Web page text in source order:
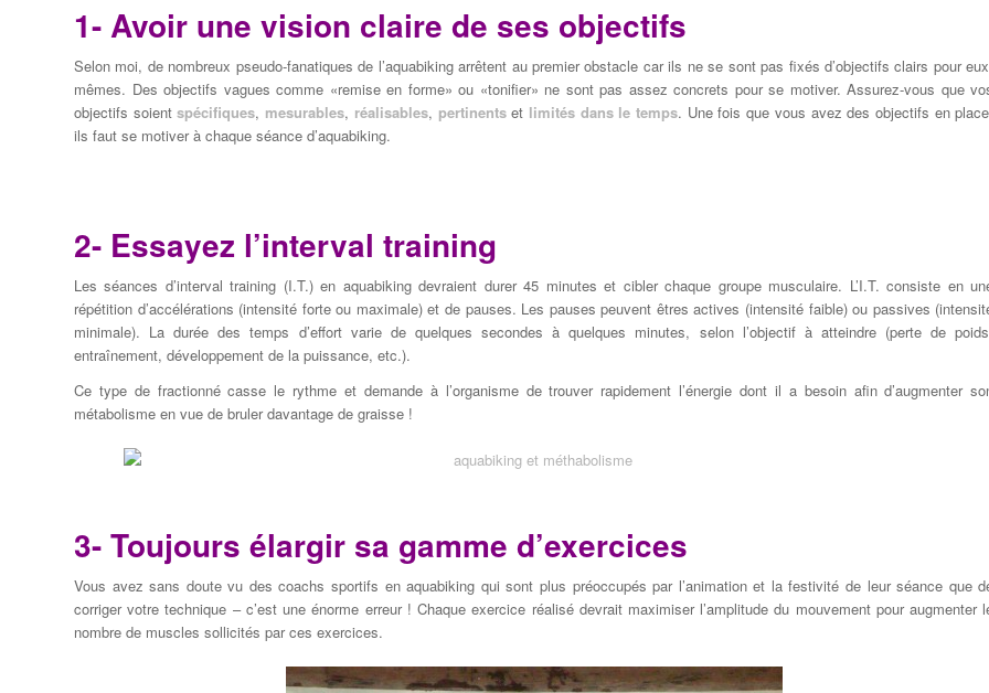
1- Avoir une vision claire de ses objectifs
Selon moi, de nombreux pseudo-fanatiques de l’aquabiking arrêtent au premier obstacle car ils ne se sont pas fixés d’objectifs clairs pour
mêmes. Des objectifs vagues comme «remise en forme» ou «tonifier» ne sont pas assez concrets pour se motiver.Assurez-vous que
objectifs soient spécifiques, mesurables, réalisables, pertinentset limités dans le temps. Une fois que vous avez des objectifs en place
ils faut se motiver à chaque séance d’aquabiking.
2- Essayez l’interval training
Les séances d’interval training (I.T.) en aquabiking devraient durer 45 minutes et cibler chaque groupe musculaire. L’I.T. consiste en
répétition d’accélérations (intensité forte ou maximale) et de pauses. Les pauses peuvent êtres actives (intensité faible) ou passives
minimale). La durée des temps d’effort varie de quelques secondes à quelques minutes, selon l’objectif à atteindre (perte de
entraînement, développement de la puissance, etc.).
Ce type de fractionné casse le rythme et demande à l’organisme de trouver rapidement l’énergie dont il a besoin afin d’augmenter
métabolisme en vue de bruler davantage de graisse !
3- Toujours élargir sa gamme d’exercices
Vous avez sans doute vu des coachs sportifs en aquabiking qui sont plus préoccupés par l’animation et la festivité de leur séance que
corrigervotre technique – c’est une énorme erreur! Chaque exercice réalisé devrait maximiser l’amplitude du mouvement pouraugmenter
nombre de muscles sollicités par ces exercices.